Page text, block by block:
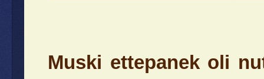
Muski ettepanek oli